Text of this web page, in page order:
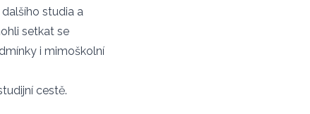
studia a
setkat se
i mimoškolní
cestě.